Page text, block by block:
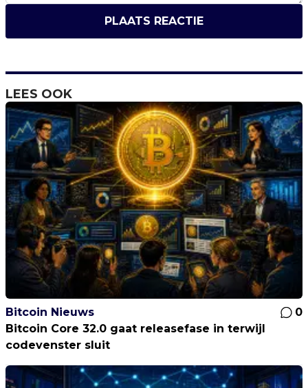
PLAATS REACTIE
LEES OOK
Bitcoin Nieuws
0
Bitcoin Core 32.0 gaat releasefase in terwijl
codevenster sluit